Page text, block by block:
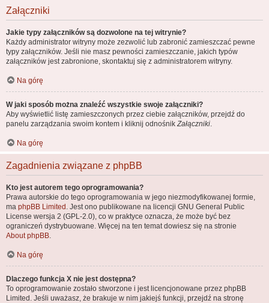
Załączniki
Jakie typy załączników są dozwolone na tej witrynie?
Każdy administrator witryny może zezwolić lub zabronić zamieszczać pewne
typy załączników. Jeśli nie masz pewności zamieszczanie, jakich typów
załączników jest zabronione, skontaktuj się z administratorem witryny.
Na górę
W jaki sposób można znaleźć wszystkie swoje załączniki?
Aby wyświetlić listę zamieszczonych przez ciebie załączników, przejdź do
panelu zarządzania swoim kontem i kliknij odnośnikZałączniki.
Na górę
Zagadnienia związane z phpBB
Kto jest autorem tego oprogramowania?
Prawa autorskie do tego oprogramowania w jego niezmodyfikowanej formie,
ma phpBB Limited . Jest ono publikowane na licencji GNU General Public
License wersja 2 (GPL-2.0), co w praktyce oznacza, że może być bez
ograniczeń dystrybuowane. Więcej na ten temat dowiesz się na stronie
About phpBB.
Na górę
Dlaczego funkcja X nie jest dostępna?
To oprogramowanie zostało stworzone i jest licencjonowane przez phpBB
Limited. Jeśli uważasz, że brakuje w nim jakiejś funkcji, przejdź na stronę